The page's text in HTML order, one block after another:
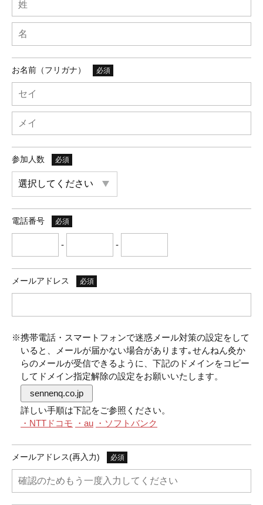
お名前（フリガナ） 必須
参加人数 必須
電話番号 必須
- -
メールアドレス 必須
※携帯電話・スマートフォンで迷惑メール対策の設定をして
いると、メールが届かない場合があります｡せんねん灸か
らのメールが受信できるように、下記のドメインをコピー
してドメイン指定解除の設定をお願いいたします。
sennenq.co.jp
詳しい手順は下記をご参照ください。
・NTTドコモ
・au ・ソフトバンク
メールアドレス(再入力) 必須